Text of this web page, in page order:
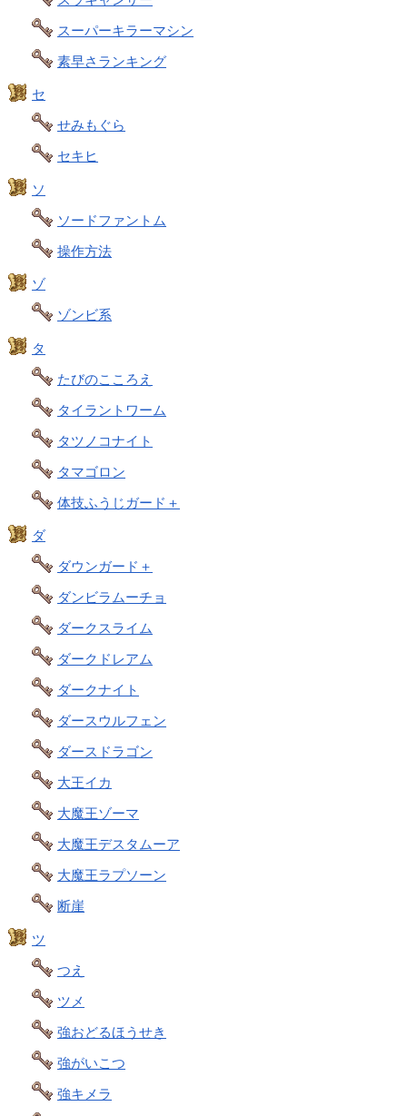
スーパーキラーマシン
素早さランキング
セ
せみもぐら
セキヒ
ソ
ソードファントム
操作方法
ゾ
ゾンビ系
タ
たびのこころえ
タイラントワーム
タツノコナイト
タマゴロン
体技ふうじガード＋
ダ
ダウンガード＋
ダンビラムーチョ
ダークスライム
ダークドレアム
ダークナイト
ダースウルフェン
ダースドラゴン
大王イカ
大魔王ゾーマ
大魔王デスタムーア
大魔王ラプソーン
断崖
ツ
つえ
ツメ
強おどるほうせき
強がいこつ
強キメラ